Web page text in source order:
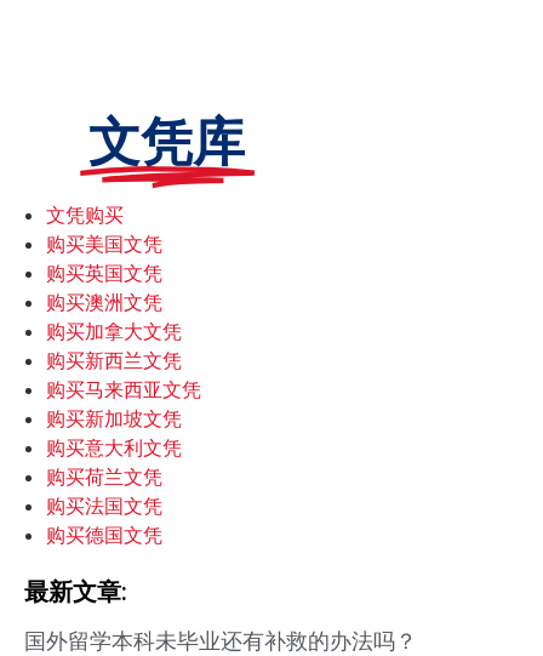
文凭库
文凭购买
购买美国文凭
购买英国文凭
购买澳洲文凭
购买加拿大文凭
购买新西兰文凭
购买马来西亚文凭
购买新加坡文凭
购买意大利文凭
购买荷兰文凭
购买法国文凭
购买德国文凭
最新文章:
国外留学本科未毕业还有补救的办法吗？